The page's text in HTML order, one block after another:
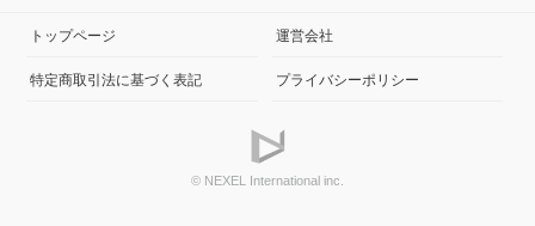
トップページ 運営会社
特定商取引法に基づく表記 プライバシーポリシー
© NEXEL International inc.